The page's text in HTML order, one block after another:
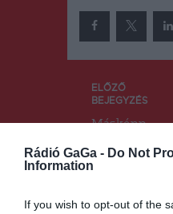
Rádió GaGa - Do Not
Information
If you wish to opt-out of the
Bejegyzés
navigáció
ELŐZŐ
BEJEGYZÉS
Másképp
megközelíte
ni a
kórházat